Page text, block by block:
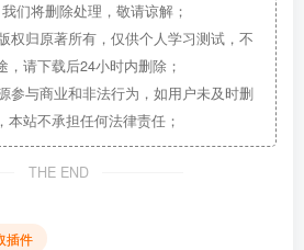
们将删除处理，敬请谅解；
权归原著所有，仅供个人学习测试，不
请下载后24小时内删除；
参与商业和非法行为，如用户未及时删
站不承担任何法律责任；
THE END
插件